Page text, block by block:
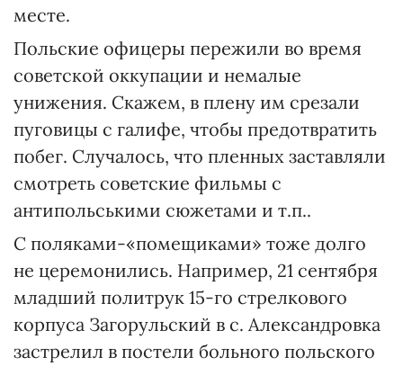
месте.
Польские офицеры пережили во время
советской оккупации и немалые
унижения. Скажем, в плену им срезали
пуговицы с галифе, чтобы предотвратить
побег. Случалось, что пленных заставляли
смотреть советские фильмы с
антипольськими сюжетами и т.п..
С поляками-«помещиками» тоже долго
не церемонились. Например, 21 сентября
младший политрук 15-го стрелкового
корпуса Загорульский в с. Александровка
застрелил в постели больного польского